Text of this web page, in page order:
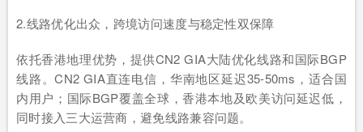
2.线路优化出众，跨境访问速度与稳定性双保障
依托香港地理优势，提供CN2 GIA大陆优化线路和国际BGP
线路。CN2 GIA直连电信，华南地区延迟35-50ms，适合国
内用户；国际BGP覆盖全球，香港本地及欧美访问延迟低，
同时接入三大运营商，避免线路兼容问题。